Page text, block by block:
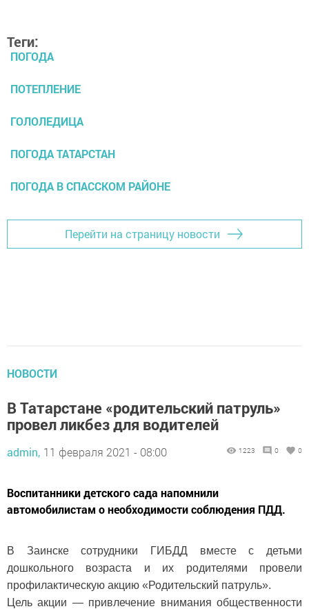
Теги:
ПОГОДА
ПОТЕПЛЕНИЕ
ГОЛОЛЕДИЦА
ПОГОДА ТАТАРСТАН
ПОГОДА В СПАССКОМ РАЙОНЕ
Перейти на страницу новости
НОВОСТИ
В Татарстане «родительский патруль»
провел ликбез для водителей
admin, 11 февраля 2021 - 08:00 1223 0 0
Воспитанники детского сада напомнили
автомобилистам о необходимости соблюдения ПДД.
В Заинске сотрудники ГИБДД вместе с детьми
дошкольного возраста и их родителями провели
профилактическую акцию «Родительский патруль».
Цель акции — привлечение внимания общественности